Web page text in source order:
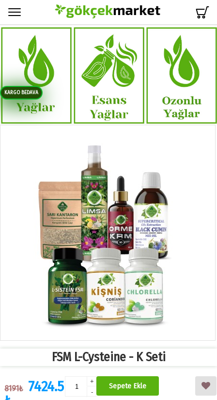
KARGO BEDAVA
FSM L-Cysteine - K Seti
8191₺ 7424.5
+
-
Sepete Ekle